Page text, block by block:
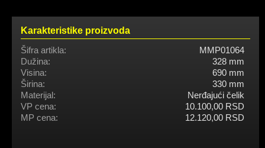
Karakteristike proizvoda
Šifra artikla:
MMP01064
Dužina:
328 mm
Visina:
690 mm
Širina:
330 mm
Materijal:
Nerđajući čelik
VP cena:
10.100,00 RSD
MP cena:
12.120,00 RSD